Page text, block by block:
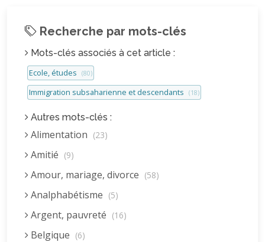
Recherche par mots-clés
Mots-clés associés à cet article :
Ecole, études (80)
Immigration subsaharienne et descendants (18)
Autres mots-clés :
Alimentation (23)
Amitié (9)
Amour, mariage, divorce (58)
Analphabétisme (5)
Argent, pauvreté (16)
Belgique (6)